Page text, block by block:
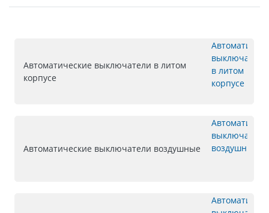
Автоматические выключатели в литом
корпусе
Автоматические выключатели воздушные